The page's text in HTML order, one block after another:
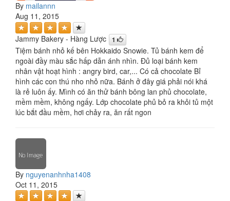
By mailannn
Aug 11, 2015
Jammy Bakery - Hàng Lược 1
Tiệm bánh nhỏ kế bên Hokkaido Snowie. Tủ bánh kem để
ngoài đầy màu sắc hấp dẫn ánh nhìn. Đủ loại bánh kem
nhân vật hoạt hình : angry bird, car,... Có cả chocolate Bỉ
hình các con thú nho nhỏ nữa. Bánh ở đây giá phải nói khá
là rẻ luôn ấy. Mình có ăn thử bánh bông lan phủ chocolate,
mềm mềm, không ngấy. Lớp chocolate phủ bỏ ra khỏi tủ một
lúc bắt đầu mềm, hơi chảy ra, ăn rất ngon
By nguyenanhnha1408
Oct 11, 2015